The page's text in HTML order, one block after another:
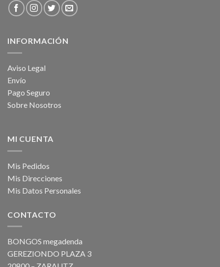
INFORMACIÓN
Aviso Legal
Envío
Pago Seguro
Sobre Nosotros
MI CUENTA
Mis Pedidos
Mis Direcciones
Mis Datos Personales
CONTACTO
BONGOS megadenda
GEREZIONDO PLAZA 3